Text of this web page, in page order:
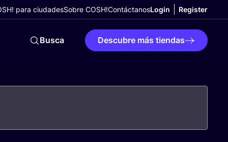
para ciudadesSobre COSH!ContáctanosLogin Register
Busca Descubre más tiendas